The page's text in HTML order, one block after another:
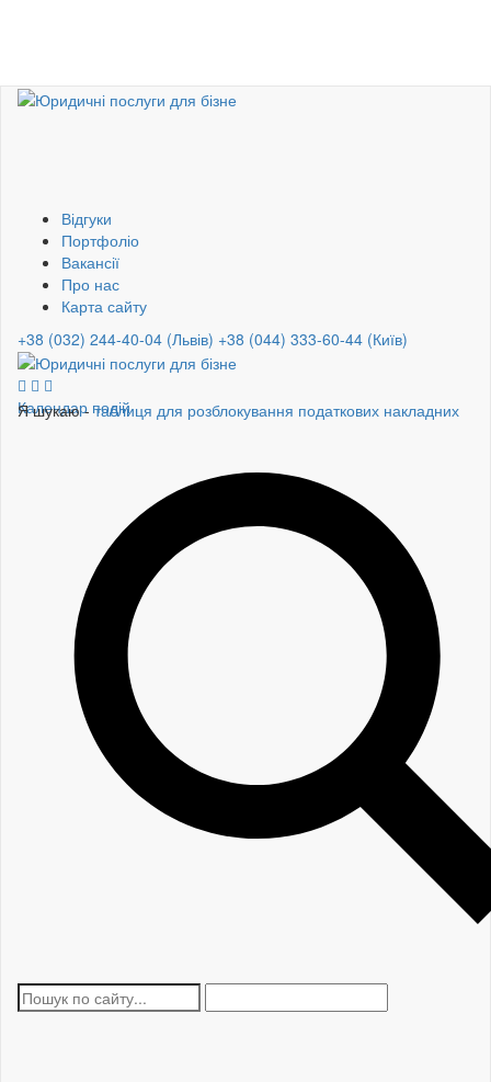
Відгуки
Портфоліо
Вакансії
Про нас
Карта сайту
+38 (032) 244-40-04 (Львів) +38 (044) 333-60-44 (Київ)
Календар подій
Я шукаю -таблиця для розблокування податкових накладних